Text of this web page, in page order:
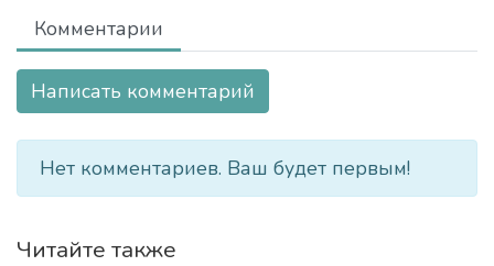
Комментарии
Написать комментарий
Нет комментариев. Ваш будет первым!
Читайте также